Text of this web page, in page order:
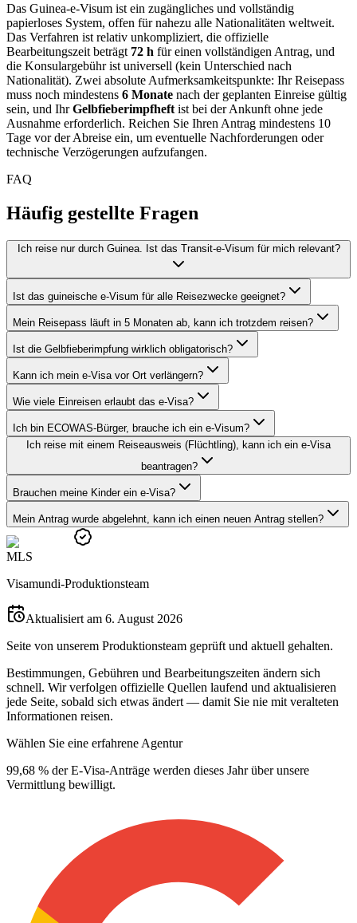
Das Guinea-e-Visum ist ein zugängliches und vollständig
papierloses System, offen für nahezu alle Nationalitäten weltweit.
Das Verfahren ist relativ unkompliziert, die offizielle
Bearbeitungszeit beträgt 72 h für einen vollständigen Antrag, und
die Konsulargebühr ist universell (kein Unterschied nach
Nationalität). Zwei absolute Aufmerksamkeitspunkte: Ihr Reisepass
muss noch mindestens 6 Monate nach der geplanten Einreise gültig
sein, und IhrGelbfieberimpfheft ist bei der Ankunft ohne jede
Ausnahme erforderlich. Reichen Sie Ihren Antrag mindestens 10
Tage vor der Abreise ein, um eventuelle Nachforderungen oder
technische Verzögerungen aufzufangen.
FAQ
Häufig gestellte Fragen
Ich reise nur durch Guinea. Ist das Transit-e-Visum für mich relevant?
Ist das guineische e-Visum für alle Reisezwecke geeignet?
Mein Reisepass läuft in 5 Monaten ab, kann ich trotzdem reisen?
Ist die Gelbfieberimpfung wirklich obligatorisch?
Kann ich mein e-Visa vor Ort verlängern?
Wie viele Einreisen erlaubt das e-Visa?
Ich bin ECOWAS-Bürger, brauche ich ein e-Visum?
Ich reise mit einem Reiseausweis (Flüchtling), kann ich ein e-Visa
beantragen?
Brauchen meine Kinder ein e-Visa?
Mein Antrag wurde abgelehnt, kann ich einen neuen Antrag stellen?
MLS
Visamundi-Produktionsteam
Aktualisiert am 6. August 2026
Seite von unserem Produktionsteam geprüft und aktuell gehalten.
Bestimmungen, Gebühren und Bearbeitungszeiten ändern sich
schnell. Wir verfolgen offizielle Quellen laufend und aktualisieren
jede Seite, sobald sich etwas ändert — damit Sie nie mit veralteten
Informationen reisen.
Wählen Sie eine erfahrene Agentur
99,68 % der E-Visa-Anträge werden dieses Jahr über unsere
Vermittlung bewilligt.